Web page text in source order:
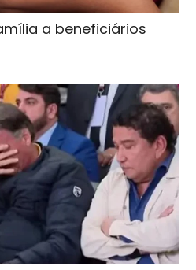
a beneficiários